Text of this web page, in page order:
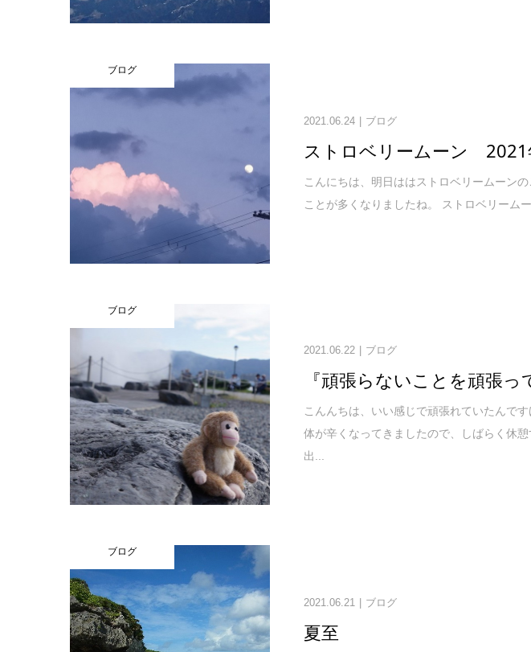
ブログ
2021.06.24 ブログ
ストロベリームーン 2021
こんにちは、明日ははストロベリームーン
ことが多くなりましたね。 ストロベリーム
ブログ
2021.06.22 ブログ
『頑張らないことを頑張
こんんちは、いい感じで頑張れていたんで
体が辛くなってきましたので、しばらく休
出...
ブログ
2021.06.21 ブログ
夏至